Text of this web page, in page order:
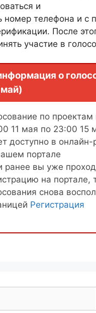
и
номер телефона и с
После
участие в
о
по проектам
11 мая по 23:00 15
доступно в
портале
ранее вы уже
на портале,
снова
Регистрация